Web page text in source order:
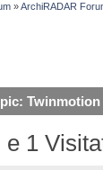
»ArchiRADAR
e 1